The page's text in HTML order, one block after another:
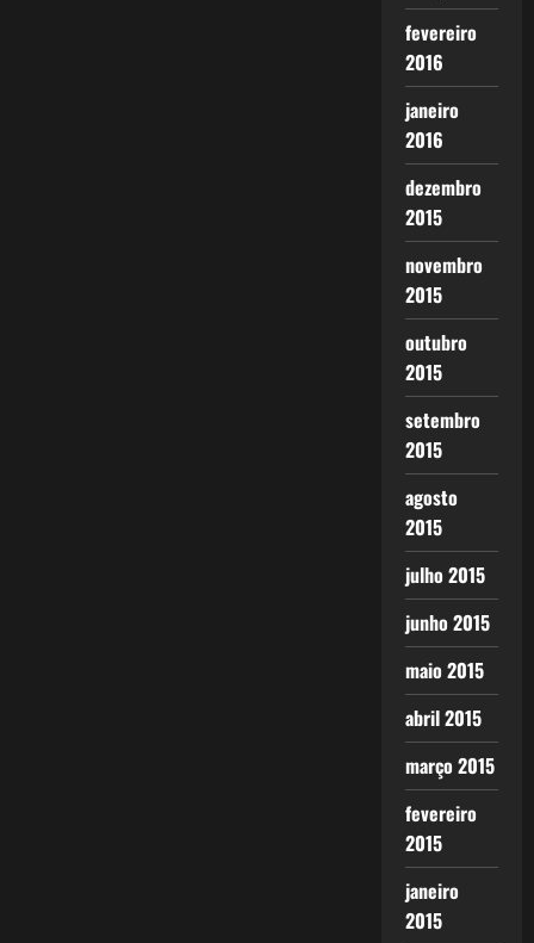
fevereiro
2016
janeiro
2016
dezembro
2015
novembro
2015
outubro
2015
setembro
2015
agosto
2015
julho 2015
junho 2015
maio 2015
abril 2015
março 2015
fevereiro
2015
janeiro
2015